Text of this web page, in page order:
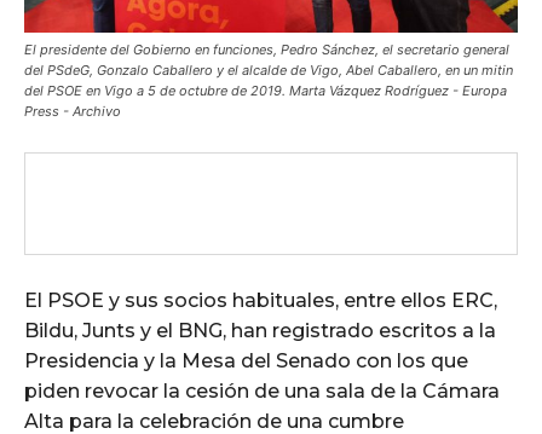
El presidente del Gobierno en funciones, Pedro Sánchez, el secretario general
del PSdeG, Gonzalo Caballero y el alcalde de Vigo, Abel Caballero, en un mitin
del PSOE en Vigo a 5 de octubre de 2019. Marta Vázquez Rodríguez - Europa
Press - Archivo
El PSOE y sus socios habituales, entre ellos ERC,
Bildu, Junts y el BNG, han registrado escritos a la
Presidencia y la Mesa del Senado con los que
piden revocar la cesión de una sala de la Cámara
Alta para la celebración de una cumbre